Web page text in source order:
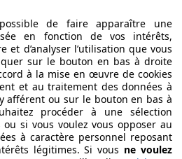
305 NORTHSTARBVA
de faire apparaître une
en fonction de vos intérêts,
et d’analyser l’utilisation que vous
sur le bouton en bas à droite
à la mise en œuvre de cookies
et au traitement des données à
afférent ou sur le bouton en bas à
procéder à une sélection
ou si vous voulez vous opposer au
à caractère personnel reposant
légitimes. Si vous ne voulez